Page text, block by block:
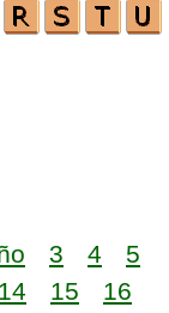
3 4
5
14 15
16